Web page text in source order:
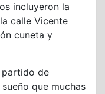
incluyeron la
calle Vicente
cuneta y
partido de
que muchas